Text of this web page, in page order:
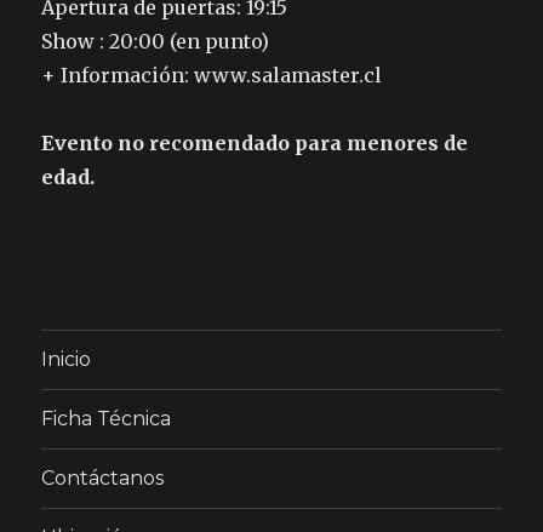
Apertura de puertas: 19:15
Show : 20:00 (en punto)
+ Información: www.salamaster.cl
Evento no recomendado para menores de
edad.
Inicio
Ficha Técnica
Contáctanos